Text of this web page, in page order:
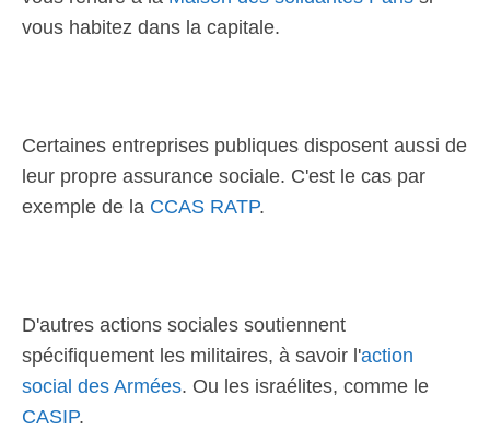
vous habitez dans la capitale.
Certaines entreprises publiques disposent aussi de
leur propre assurance sociale. C'est le cas par
exemple de la CCAS RATP.
D'autres actions sociales soutiennent
spécifiquement les militaires, à savoir l'action
social des Armées. Ou les israélites, comme le
CASIP.